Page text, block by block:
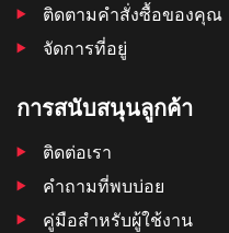
ติดตามคําสั่งซื้อของคุณ
จัดการที่อยู่
การสนับสนุนลูกค้า
ติดต่อเรา
คำถามที่พบบ่อย
คู่มือสำหรับผู้ใช้งาน